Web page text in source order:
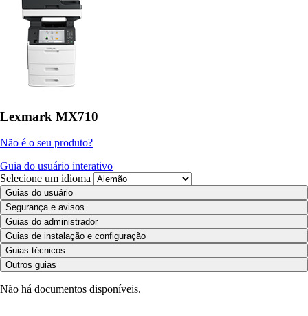
Lexmark MX710
Não é o seu produto?
Guia do usuário interativo
Selecione um idioma
Guias do usuário
Segurança e avisos
Guias do administrador
Guias de instalação e configuração
Guias técnicos
Outros guias
Não há documentos disponíveis.